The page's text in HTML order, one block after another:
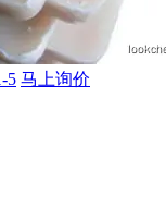
5 马上询价